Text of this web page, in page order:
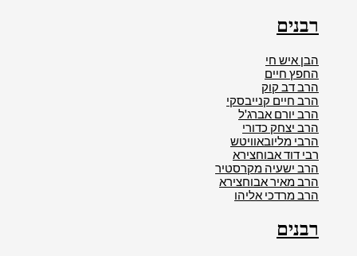
רבנים
הבן איש חי
החפץ חיים
הרב דב קוק
הרב חיים קנייבסקי
הרב יורם אברג'ל
הרב יצחק כדורי
הרבי מליובאוויטש
רבי דוד אבוחצירא
הרב ישעיה מקרסטיר
הרב מאיר אבוחצירא
הרב מרדכי אליהו
רבנים